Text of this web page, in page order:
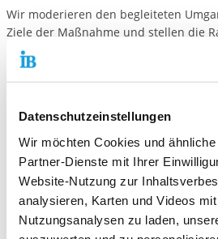
Datenschutzeinstellungen
Wir möchten Cookies und
Partner-Dienste mit Ihrer
Website-Nutzung zur
analysieren, Karten und Videos
Nutzungsanalysen zu laden,
Wir moderieren den begleiteten
Ziele der Maßnahme und stellen die
hierfür zur Verfügung. In diesem
den Kindern eine empathische
die sensibel mit den
Im Vordergrund aller Bemühungen
Kindeswohls im Rahmen der
Für ein ausführliches Gespräch
uns auf.